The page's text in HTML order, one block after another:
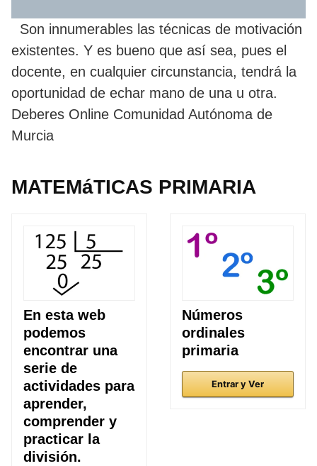
Son innumerables las técnicas de motivación
existentes. Y es bueno que así sea, pues el
docente, en cualquier circunstancia, tendrá la
oportunidad de echar mano de una u otra.
Deberes Online Comunidad Autónoma de
Murcia
MATEMáTICAS PRIMARIA
En esta web
podemos
encontrar una
serie de
actividades para
aprender,
comprender y
practicar la
división.
Números
ordinales
primaria
Entrar y Ver